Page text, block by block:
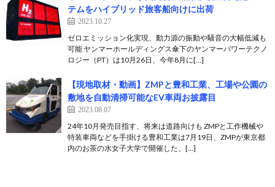
テムをハイブリッド旅客船向けに出荷
2023.10.27
ゼロエミッション化実現、動力源の振動や騒音の大幅低減も
可能 ヤンマーホールディングス傘下のヤンマーパワーテクノ
ロジー（PT）は10月26日、今年8月に[…]
【現地取材・動画】ZMPと豊和工業、工場や公園の
敷地を自動清掃可能なEV車両お披露目
2023.08.07
24年10月発売目指す、将来は道路向けも ZMPと工作機械や
特装車両などを手掛ける豊和工業は7月19日、ZMPが東京都
内のお茶の水女子大学で開催した、[…]